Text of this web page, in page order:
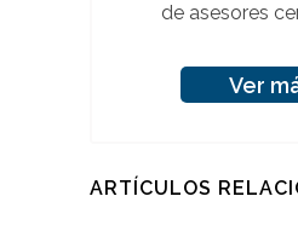
de asesores
Ver
ARTÍCULOS